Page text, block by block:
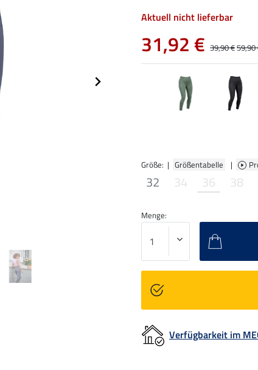
Größe: | Größentabelle |
32 34 36 38
Aktuell nicht lieferbar
31,92 € 39,90 €59,90
Menge:
Verfügbarkeit im